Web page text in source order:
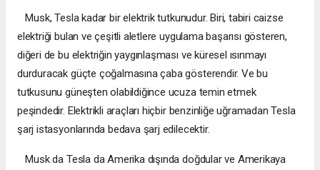
Musk, Tesla kadar bir elektrik tutkunudur. Biri, tabiri caizse
elektriği bulan ve çeşitli aletlere uygulama başarısı gösteren,
diğeri de bu elektriğin yaygınlaşması ve küresel ısınmayı
durduracak güçte çoğalmasına çaba gösterendir. Ve bu
tutkusunu güneşten olabildiğince ucuza temin etmek
peşindedir. Elektrikli araçları hiçbir benzinliğe uğramadan Tesla
şarj istasyonlarında bedava şarj edilecektir.
Musk da Tesla da Amerika dışında doğdular ve Amerikaya